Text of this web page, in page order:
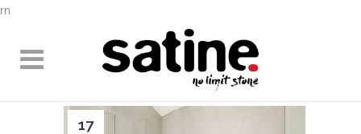
rn
17